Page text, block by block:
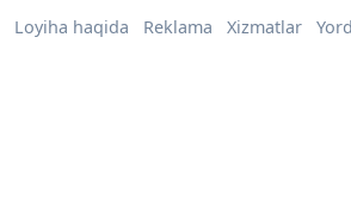
Loyiha haqida Reklama Xizmatlar